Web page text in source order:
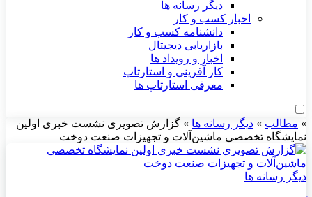
دیگر رسانه ها
اخبار کسب و کار
دانشنامه کسب و کار
بازاریابی دیجیتال
اخبار و رویداد ها
کار آفرینی و استارتاپ
معرفی استارتاپ ها
» مطالب » دیگر رسانه ها » گزارش تصویری نشست خبری اولین
نمایشگاه تخصصی ماشین‌آلات و تجهیزات صنعت دوخت
دیگر رسانه ها